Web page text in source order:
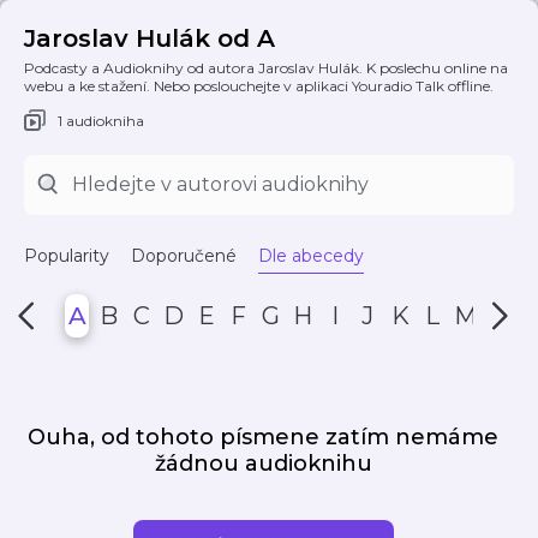
Jaroslav Hulák od A
Podcasty a Audioknihy od autora Jaroslav Hulák. K poslechu online na
webu a ke stažení. Nebo poslouchejte v aplikaci Youradio Talk offline.
1 audiokniha
Popularity Doporučené Dle abecedy
A B C D E F G H I J K L M N
Ouha, od tohoto písmene zatím nemáme
žádnou audioknihu